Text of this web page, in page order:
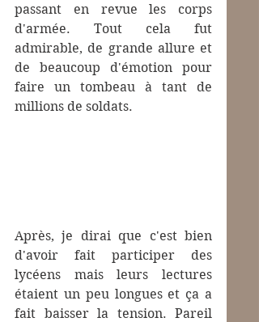
passant en revue les corps
d'armée. Tout cela fut
admirable, de grande allure et
de beaucoup d'émotion pour
faire un tombeau à tant de
millions de soldats.
Après, je dirai que c'est bien
d'avoir fait participer des
lycéens mais leurs lectures
étaient un peu longues et ça a
fait baisser la tension. Pareil